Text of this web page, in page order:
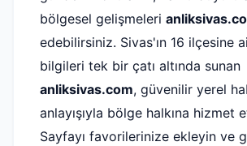
bölgesel gelişmeleri
edebilirsiniz. Sivas'ın 16 ilçesine
bilgileri tek bir çatı altında sunan
anliksivas.com, güvenilir yerel
anlayışıyla bölge halkına hizmet
Sayfayı favorilerinize ekleyin ve